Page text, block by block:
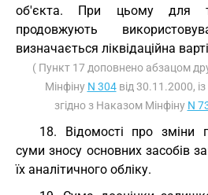
об'єкта. При цьому для
продовжують
визначається ліквідаційна
( Пункт 17 доповнено абзацом
Мінфіну N 304від 30.11.2000,
згідно з Наказом Мінфіну N
18. Відомості про зміни
суми зносу основних засобів
їх аналітичного обліку.